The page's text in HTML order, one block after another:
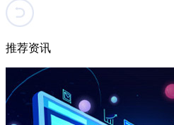
推荐资讯